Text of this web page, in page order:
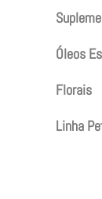
Óleos
Florais
Linha